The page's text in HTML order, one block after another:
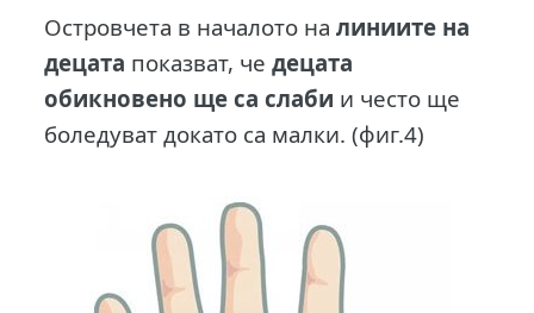
Островчета в началото налиниите на
децата показват, чедецата
обикновено ще са слаби и често ще
боледуват докато са малки. (фиг.4)